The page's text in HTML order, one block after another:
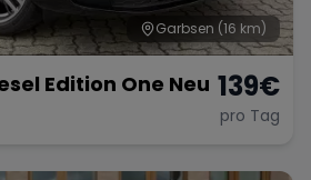
Garbsen (16 km)
Edition One Neu 139€
pro Tag